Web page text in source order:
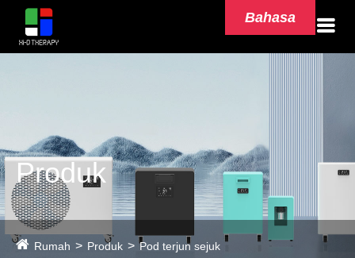
Bahasa
Produk
Rumah Produk
Pod terjun sejuk